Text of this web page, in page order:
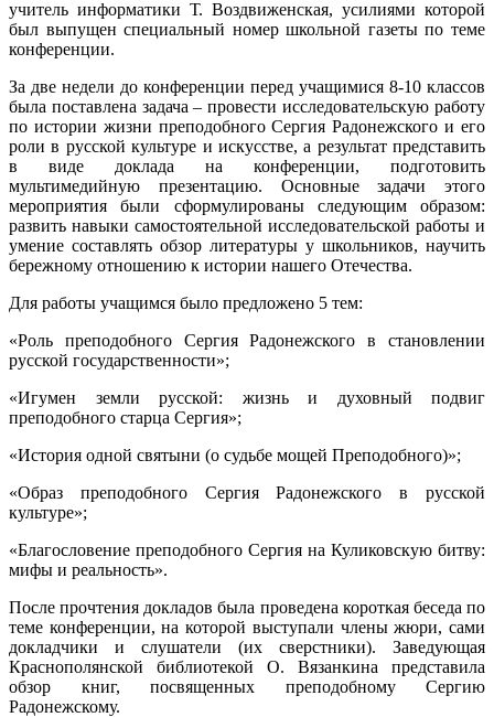
учитель информатики Т. Воздвиженская, усилиями которой
был выпущен специальный номер школьной газеты по теме
конференции.
За две недели до конференции перед учащимися 8-10 классов
была поставлена задача – провести исследовательскую работу
по истории жизни преподобного Сергия Радонежского и его
роли в русской культуре и искусстве, а результат представить
в виде доклада на конференции, подготовить
мультимедийную презентацию. Основные задачи этого
мероприятия были сформулированы следующим образом:
развить навыки самостоятельной исследовательской работы и
умение составлять обзор литературы у школьников, научить
бережному отношению к истории нашего Отечества.
Для работы учащимся было предложено 5 тем:
«Роль преподобного Сергия Радонежского в становлении
русской государственности»;
«Игумен земли русской: жизнь и духовный подвиг
преподобного старца Сергия»;
«История одной святыни (о судьбе мощей Преподобного)»;
«Образ преподобного Сергия Радонежского в русской
культуре»;
«Благословение преподобного Сергия на Куликовскую битву:
мифы и реальность».
После прочтения докладов была проведена короткая беседа по
теме конференции, на которой выступали члены жюри, сами
докладчики и слушатели (их сверстники). Заведующая
Краснополянской библиотекой О. Вязанкина представила
обзор книг, посвященных преподобному Сергию
Радонежскому.